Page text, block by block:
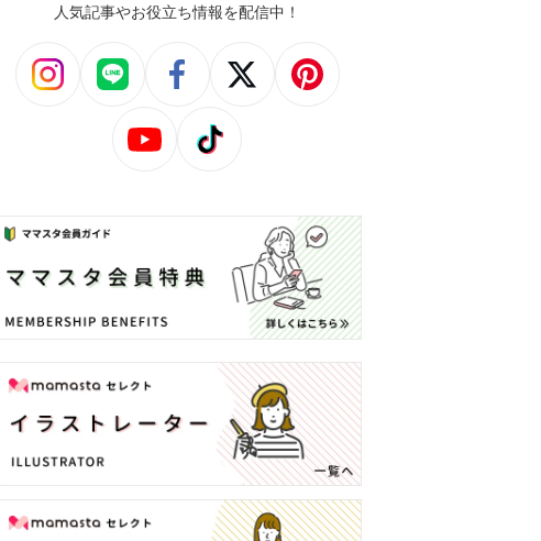
人気記事やお役立ち情報を配信中！